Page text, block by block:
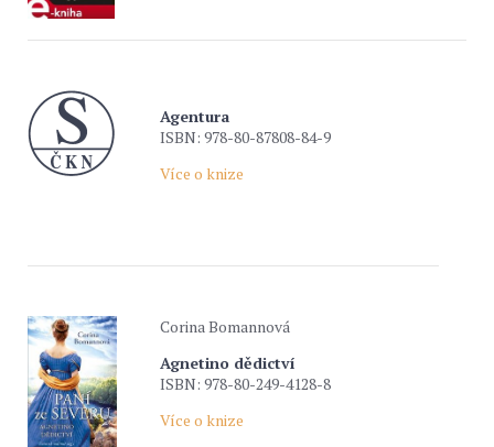
Agentura
ISBN: 978-80-87808-84-9
Více o knize
Corina Bomannová
Agnetino dědictví
ISBN: 978-80-249-4128-8
Více o knize